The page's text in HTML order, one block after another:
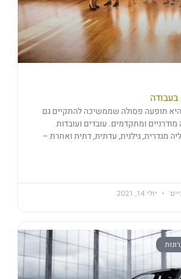
תופעה פסולה שממשיכה להתקיים גם
ומתקדמים. עובדים ועובדות
מגדרית, גילנית, עדתית, דתית ואחרת –
יולי 14, 2021